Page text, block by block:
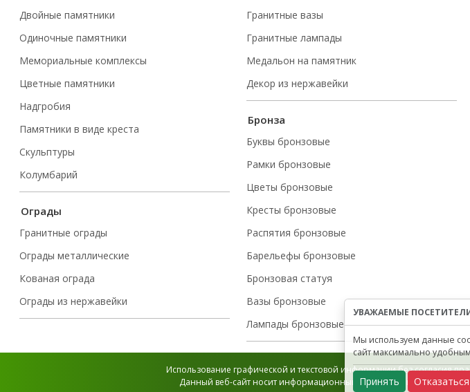
Двойные памятники
Одиночные памятники
Мемориальные комплексы
Цветные памятники
Надгробия
Памятники в виде креста
Скульптуры
Колумбарий
Ограды
Гранитные ограды
Ограды металлические
Кованая ограда
Ограды из нержавейки
Гранитные вазы
Гранитные лампады
Медальон на памятник
Декор из нержавейки
Бронза
Буквы бронзовые
Рамки бронзовые
Цветы бронзовые
Кресты бронзовые
Распятия бронзовые
Барельефы бронзовые
Бронзовая статуя
Вазы бронзовые
Лампады бронзовые
Использование графической и текстовой информации без согласия
Данный веб-сайт носит информационный характер и не является
УВАЖАЕМЫЕ
Мы используем данные
сайт максимально
Принять Отказаться